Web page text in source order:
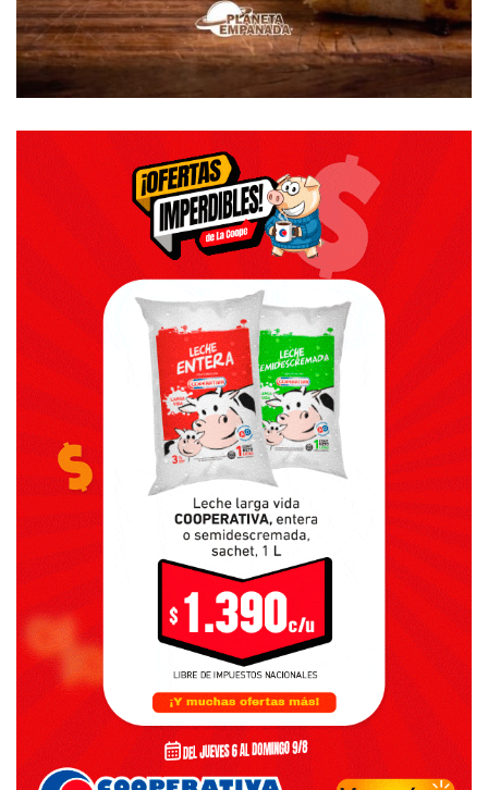
En julio del año pasado, el gobierno municipal fue
autorizado por el Concejo Deliberante a suscribir el
convenio de colaboración y adhesión para la
Emergencia de la Provincia de Buenos Aires (SAME
PROVINCIA) en nuestro distrito.
De acuerdo al proyecto, la Provincia aportará al municipio
una ambulancia de alta complejidad totalmente equipada e
indumentaria, camperas, chalecos, pantalones y chombas.
Por su parte, el municipio deberá hacerse cargo de los
costos de mantenimiento y la contratación de los seguros
correspondientes a los bienes cedidos por el Ministerio,
así como del recurso humano necesario para la prestación
del servicio.
FUENTE: LA DORREGOy El Día